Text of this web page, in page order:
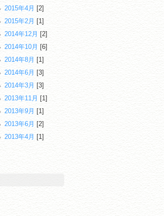
2015年4月 [2]
2015年2月 [1]
2014年12月 [2]
2014年10月 [6]
2014年8月 [1]
2014年6月 [3]
2014年3月 [3]
2013年11月 [1]
2013年9月 [1]
2013年6月 [2]
2013年4月 [1]